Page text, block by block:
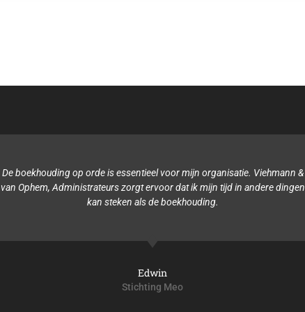
De boekhouding op orde is essentieel voor mijn organisatie. Viehmann &
van Ophem, Administrateurs zorgt ervoor dat ik mijn tijd in andere dingen
kan steken als de boekhouding.
Edwin
Stichting Meo